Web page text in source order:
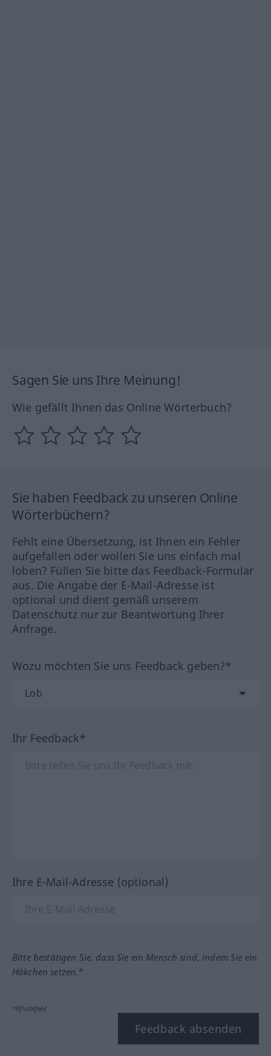
Sagen Sie uns Ihre Meinung!
Wie gefällt Ihnen das Online Wörterbuch?
Sie haben Feedback zu unseren Online
Wörterbüchern?
Fehlt eine Übersetzung, ist Ihnen ein Fehler
aufgefallen oder wollen Sie uns einfach mal
loben? Füllen Sie bitte das Feedback-Formular
aus. Die Angabe der E-Mail-Adresse ist
optional und dient gemäß unserem
Datenschutz nur zur Beantwortung Ihrer
Anfrage.
Wozu möchten Sie uns Feedback geben?*
Ihr Feedback*
Ihre E-Mail-Adresse (optional)
Bitte bestätigen Sie, dass Sie ein Mensch sind, indem Sie ein
Häkchen setzen.*
*Pflichtfeld
Feedback absenden